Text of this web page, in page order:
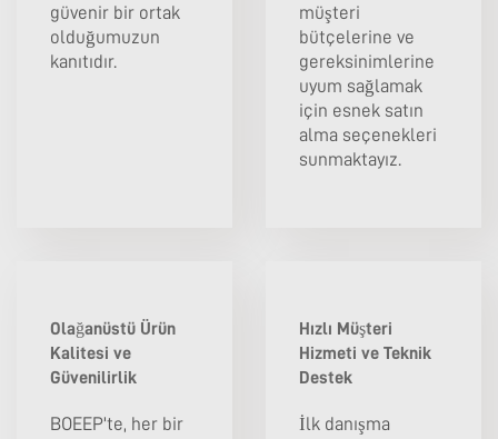
güvenir bir ortak
olduğumuzun
kanıtıdır.
müşteri
bütçelerine ve
gereksinimlerine
uyum sağlamak
için esnek satın
alma seçenekleri
sunmaktayız.
Olağanüstü Ürün
Kalitesi ve
Güvenilirlik
BOEEP'te, her bir
Hızlı Müşteri
Hizmeti ve Teknik
Destek
İlk danışma